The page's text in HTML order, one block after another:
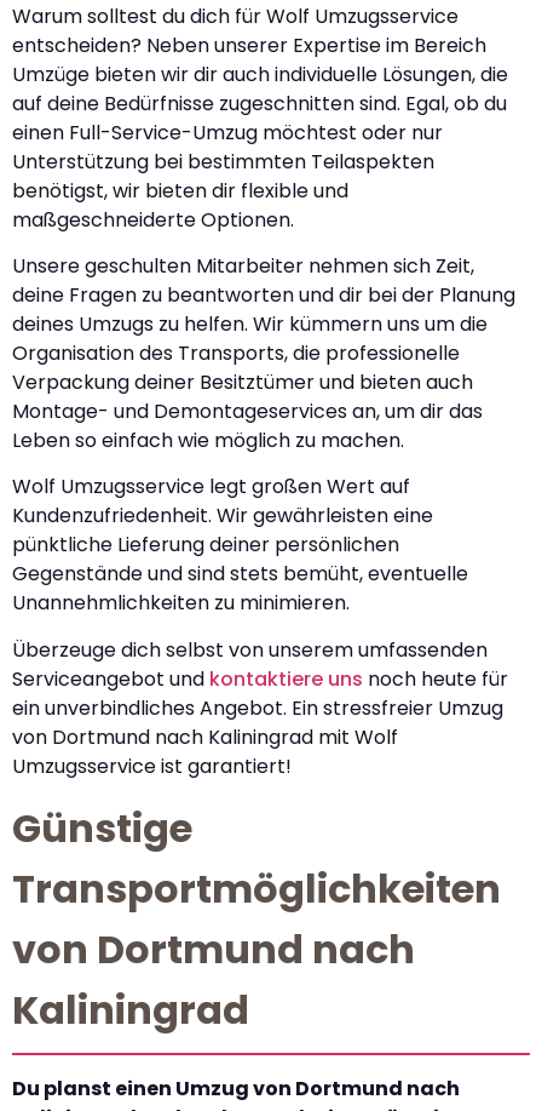
Warum solltest du dich für Wolf Umzugsservice
entscheiden? Neben unserer Expertise im Bereich
Umzüge bieten wir dir auch individuelle Lösungen, die
auf deine Bedürfnisse zugeschnitten sind. Egal, ob du
einen Full-Service-Umzug möchtest oder nur
Unterstützung bei bestimmten Teilaspekten
benötigst, wir bieten dir flexible und
maßgeschneiderte Optionen.
Unsere geschulten Mitarbeiter nehmen sich Zeit,
deine Fragen zu beantworten und dir bei der Planung
deines Umzugs zu helfen. Wir kümmern uns um die
Organisation des Transports, die professionelle
Verpackung deiner Besitztümer und bieten auch
Montage- und Demontageservices an, um dir das
Leben so einfach wie möglich zu machen.
Wolf Umzugsservice legt großen Wert auf
Kundenzufriedenheit. Wir gewährleisten eine
pünktliche Lieferung deiner persönlichen
Gegenstände und sind stets bemüht, eventuelle
Unannehmlichkeiten zu minimieren.
Überzeuge dich selbst von unserem umfassenden
Serviceangebot und kontaktiere uns noch heute für
ein unverbindliches Angebot. Ein stressfreier Umzug
von Dortmund nach Kaliningrad mit Wolf
Umzugsservice ist garantiert!
Günstige
Transportmöglichkeiten
von Dortmund nach
Kaliningrad
Du planst einen Umzug von Dortmund nach